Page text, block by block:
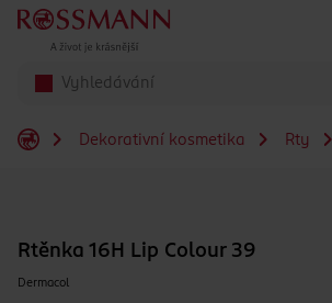
Přeskočit na hlavmní obsah
Dekorativní kosmetika Rty
Rtěnka 16H Lip Colour 39
Dermacol